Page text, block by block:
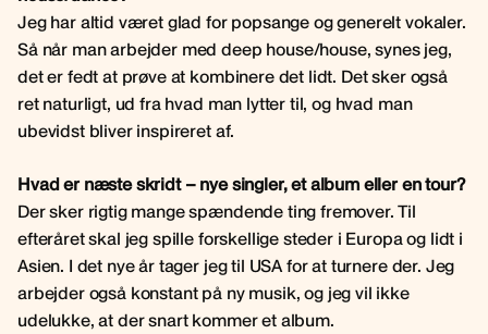
Jeg har altid været glad for popsange og generelt vokaler.
Så når man arbejder med deep house/house, synes jeg,
det er fedt at prøve at kombinere det lidt. Det sker også
ret naturligt, ud fra hvad man lytter til, og hvad man
ubevidst bliver inspireret af.
Hvad er næste skridt – nye singler, et album eller en tour?
Der sker rigtig mange spændende ting fremover. Til
efteråret skal jeg spille forskellige steder i Europa og lidt i
Asien. I det nye år tager jeg til USA for at turnere der. Jeg
arbejder også konstant på ny musik, og jeg vil ikke
udelukke, at der snart kommer et album.